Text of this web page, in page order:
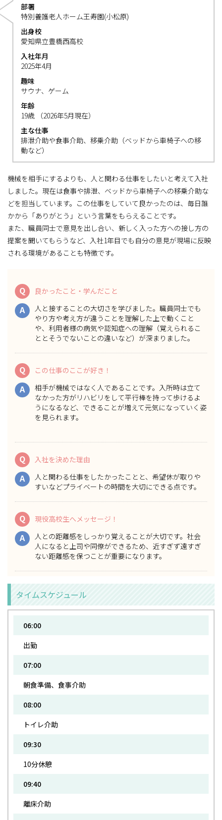
部署
特別養護老人ホーム王寿園(小松原)
出身校
愛知県立豊橋西高校
入社年月
2025年4月
趣味
サウナ、ゲーム
年齢
19歳 （2026年5月現在）
主な仕事
排泄介助や食事介助、移乗介助（ベッドから車椅子への移
動など）
機械を相手にするよりも、人と関わる仕事をしたいと考えて入社
しました。現在は食事や排泄、ベッドから車椅子への移乗介助な
どを担当しています。この仕事をしていて良かったのは、毎日誰
かから「ありがとう」という言葉をもらえることです。
また、職員同士で意見を出し合い、新しく入った方への接し方の
提案を聞いてもらうなど、入社1年目でも自分の意見が現場に反映
される環境があることも特徴です。
Q 良かったこと・学んだこと
A
人と接することの大切さを学びました。職員同士でも
やり方や考え方が違うことを理解した上で動くこと
や、利用者様の病気や認知症への理解（覚えられるこ
ととそうでないことの違いなど）が深まりました。
Q この仕事のここが好き！
A
相手が機械ではなく人であることです。入所時は立て
なかった方がリハビリをして平行棒を持って歩けるよ
うになるなど、できることが増えて元気になっていく姿
を見られます。
Q 入社を決めた理由
A
人と関わる仕事をしたかったことと、希望休が取りや
すいなどプライベートの時間を大切にできる点です。
Q 現役高校生へメッセージ！
A
人との距離感をしっかり覚えることが大切です。社会
人になると上司や同僚ができるため、近すぎず遠すぎ
ない距離感を保つことが重要になります。
タイムスケジュール
06:00
出勤
07:00
朝食準備、食事介助
08:00
トイレ介助
09:30
10分休憩
09:40
離床介助